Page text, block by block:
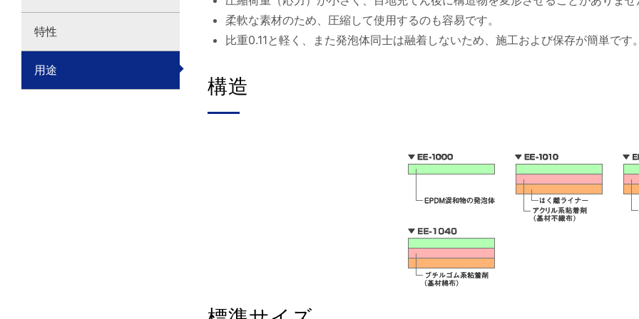
特性
用途
柔軟な素材のため、圧縮して使用するのも容易です。
比重0.11と軽く、また発泡体同士は融着しないため、施工および保存が簡単です
構造